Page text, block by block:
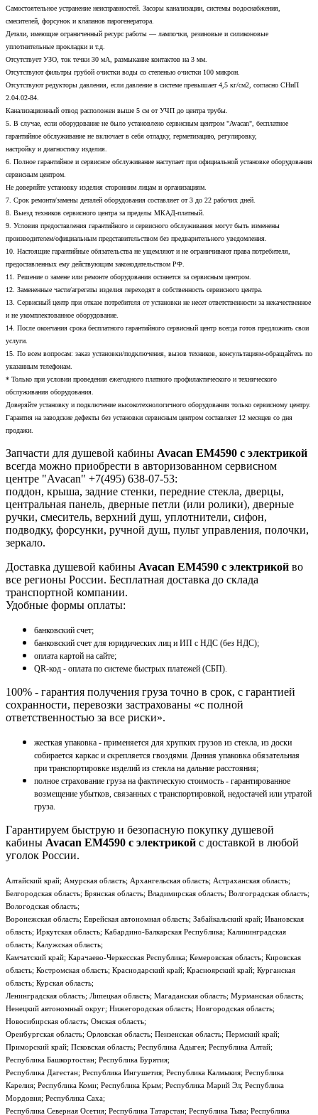
Самостоятельное устранение неисправностей. Засоры канализации, системы водоснабжения,
смесителей, форсунок и клапанов парогенератора.
Детали, имеющие ограниченный ресурс работы — лампочки, резиновые и силиконовые
уплотнительные прокладки и т.д.
Отсутствует УЗО, ток течки 30 мА, размыкание контактов на 3 мм.
Отсутствуют фильтры грубой очистки воды со степенью очистки 100 микрон.
Отсутствуют редукторы давления, если давление в системе превышает 4,5 кг/см2, согласно СНиП
2.04.02-84.
Канализационный отвод расположен выше 5 см от УЧП до центра трубы.
5. В случае, если оборудование не было установлено сервисным центром "Avacan", бесплатное
гарантийное обслуживание не включает в себя отладку, герметизацию, регулировку,
настройку и диагностику изделия.
6. Полное гарантийное и сервисное обслуживание наступает при официальной установке оборудования
сервисным центром.
Не доверяйте установку изделия сторонним лицам и организациям.
7. Срок ремонта/замены деталей оборудования составляет от 3 до 22 рабочих дней.
8. Выезд техников сервисного центра за пределы МКАД-платный.
9. Условия предоставления гарантийного и сервисного обслуживания могут быть изменены
производителем/официальным представительством без предварительного уведомления.
10. Настоящие гарантийные обязательства не ущемляют и не ограничивают права потребителя,
предоставленных ему действующим законодательством РФ.
11. Решение о замене или ремонте оборудования останется за сервисным центром.
12. Замененные части/агрегаты изделия переходят в собственность сервисного центра.
13. Сервисный центр при отказе потребителя от установки не несет ответственности за некачественное
и не укомплектованное оборудование.
14. После окончания срока бесплатного гарантийного сервисный центр всегда готов предложить свои
услуги.
15. По всем вопросам: заказ установки/подключения, вызов техников, консультациям-обращайтесь по
указанным телефонам.
* Только при условии проведения ежегодного платного профилактического и технического
обслуживания оборудования.
Доверяйте установку и подключение высокотехнологичного оборудования только сервисному центру.
Гарантия на заводские дефекты без установки сервисным центром составляет 12 месяцев со дня
продажи.
Запчасти для душевой кабины Avacan EM4590 с электрикой
всегда можно приобрести в авторизованном сервисном
центре "Avacan" +7(495) 638-07-53:
поддон, крыша, задние стенки, передние стекла, дверцы,
центральная панель, дверные петли (или ролики), дверные
ручки, смеситель, верхний душ, уплотнители, сифон,
подводку, форсунки, ручной душ, пульт управления, полочки,
зеркало.
Доставка душевой кабины Avacan EM4590 с электрикой во
все регионы России. Бесплатная доставка до склада
транспортной компании.
Удобные формы оплаты:
банковский счет;
банковский счет для юридических лиц и ИП с НДС (без НДС);
оплата картой на сайте;
QR-код - оплата по системе быстрых платежей (СБП).
100% - гарантия получения груза точно в срок, с гарантией
сохранности, перевозки застрахованы «с полной
ответственностью за все риски».
жесткая упаковка - применяется для хрупких грузов из стекла, из доски
собирается каркас и скрепляется гвоздями. Данная упаковка обязательная
при транспортировке изделий из стекла на дальние расстояния;
полное страхование груза на фактическую стоимость - гарантированное
возмещение убытков, связанных с транспортировкой, недостачей или утратой
груза.
Гарантируем быструю и безопасную покупку душевой
кабины Avacan EM4590 с электрикой с доставкой в любой
уголок России.
Алтайский край; Амурская область; Архангельская область; Астраханская область;
Белгородская область; Брянская область; Владимирская область; Волгоградская область;
Вологодская область;
Воронежская область; Еврейская автономная область; Забайкальский край; Ивановская
область; Иркутская область; Кабардино-Балкарская Республика; Калининградская
область; Калужская область;
Камчатский край; Карачаево-Черкесская Республика; Кемеровская область; Кировская
область; Костромская область; Краснодарский край; Красноярский край; Курганская
область; Курская область;
Ленинградская область; Липецкая область; Магаданская область; Мурманская область;
Ненецкий автономный округ; Нижегородская область; Новгородская область;
Новосибирская область; Омская область;
Оренбургская область; Орловская область; Пензенская область; Пермский край;
Приморский край; Псковская область; Республика Адыгея; Республика Алтай;
Республика Башкортостан; Республика Бурятия;
Республика Дагестан; Республика Ингушетия; Республика Калмыкия; Республика
Карелия; Республика Коми; Республика Крым; Республика Марий Эл; Республика
Мордовия; Республика Саха;
Республика Северная Осетия; Республика Татарстан; Республика Тыва; Республика